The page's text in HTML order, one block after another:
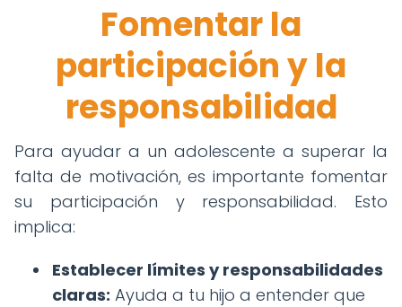
Fomentar la
participación y la
responsabilidad
Para ayudar a un adolescente a superar la
falta de motivación, es importante fomentar
su participación y responsabilidad. Esto
implica:
Establecer límites y responsabilidades
claras: Ayuda a tu hijo a entender que